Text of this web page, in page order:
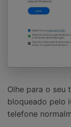
Olhe para o seu
bloqueado pelo
telefone